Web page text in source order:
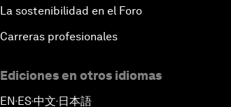
La sostenibilidad en el Foro
Carreras profesionales
Ediciones en otros idiomas
EN ▪ ES▪中文▪ 日本語